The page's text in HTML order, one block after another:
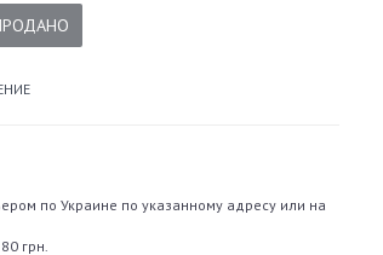
по Украине по указанному адресу или на
грн.